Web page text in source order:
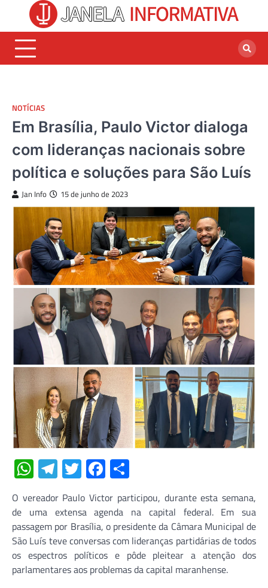
content
NOTÍCIAS
Em Brasília, Paulo Victor dialoga
com lideranças nacionais sobre
política e soluções para São Luís
Jan Info 15 de junho de 2023
WhatsApp
Telegram
TwitterFacebook
O vereador Paulo Victor participou, durante esta semana,
de uma extensa agenda na capital federal. Em sua
passagem por Brasília, o presidente da Câmara Municipal de
São Luís teve conversas com lideranças partidárias de todos
os espectros políticos e pôde pleitear a atenção dos
parlamentares aos problemas da capital maranhense.